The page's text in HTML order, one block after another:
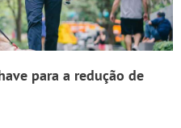
para a redução de